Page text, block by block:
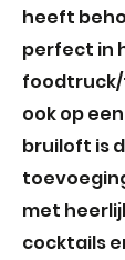
heeft
perfect in
ook op
bruiloft is
met
cocktails